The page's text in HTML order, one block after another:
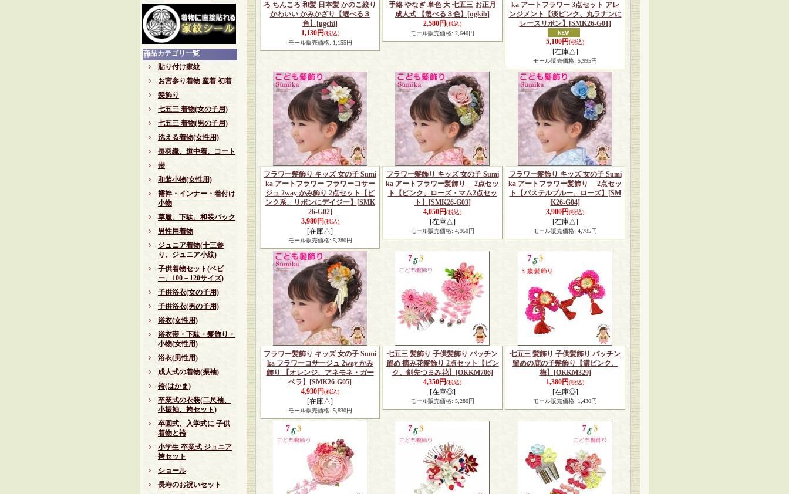
商品カテゴリ一覧
貼り付け家紋
お宮参り着物 産着 初着
髪飾り
七五三 着物(女の子用)
七五三 着物(男の子用)
洗える着物(女性用)
長羽織、道中着、コート
帯
和装小物(女性用)
襦袢・インナー・着付け
小物
草履、下駄、和装バック
男性用着物
ジュニア着物(十三参
り、ジュニア小紋)
子供着物セット(ベビ
ー、100－120サイズ)
子供浴衣(女の子用)
子供浴衣(男の子用)
浴衣(女性用)
浴衣帯・下駄・髪飾り・
小物(女性用)
浴衣(男性用)
成人式の着物(振袖)
袴(はかま)
卒業式の衣装(二尺袖、
小振袖、袴セット)
卒園式、入学式に 子供
着物と袴
小学生 卒業式 ジュニア
袴セット
ショール
長寿のお祝いセット
ろ ちんころ 和髪 日本髪 かのこ絞り
かわいい かみかざり【選べる３
色】
[ugchi]
1,130円(税込)
モール販売価格: 1,155円
手絡 やなぎ 単色 大 七五三 お正月
成人式 【選べる３色】
[ugkib]
2,580円(税込)
モール販売価格: 2,640円
ka アートフラワー 3点セット アレ
ンジメント【淡ピンク、丸ラナンに
レースリボン】
[SMK26-G01]
5,100円(税込)
[在庫△]
モール販売価格: 5,995円
フラワー髪飾り キッズ 女の子 Sumi
ka アートフラワー フラワーコサー
ジュ 2way かみ飾り 2点セット【ピ
ンク系、リボンにデイジー】
[SMK
26-G02]
3,980円(税込)
[在庫△]
モール販売価格: 5,280円
フラワー髪飾り キッズ 女の子 Sumi
ka アートフラワー髪飾り 2点セッ
ト【ピンク、ローズ・マム2点セッ
ト】
[SMK26-G03]
4,050円(税込)
[在庫△]
モール販売価格: 4,950円
フラワー髪飾り キッズ 女の子 Sumi
ka アートフラワー髪飾り 2点セッ
ト【パステルブルー、ローズ】
[SM
K26-G04]
3,900円(税込)
[在庫△]
モール販売価格: 4,785円
フラワー髪飾り キッズ 女の子 Sumi
ka フラワーコサージュ 2way かみ
飾り 【オレンジ、アネモネ・ガー
ベラ】
[SMK26-G05]
4,930円(税込)
[在庫△]
モール販売価格: 5,830円
七五三 髪飾り 子供髪飾り パッチン
留め 摘み花髪飾り 2点セット【ピン
ク、剣先つまみ花】
[OKKM706]
4,350円(税込)
[在庫◎]
モール販売価格: 5,280円
七五三 髪飾り 子供髪飾り パッチン
留めの鹿の子髪飾り【濃ピンク、
梅】
[OKKM329]
1,380円(税込)
[在庫◎]
モール販売価格: 1,430円